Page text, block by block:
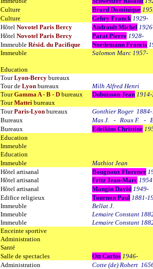
Culture Brard Dominique
Culture Gehry Franck1929-
Hôtel Novotel Paris Bercy Andrault Michel
Hôtel Novotel Paris Bercy Parat Pierre 1928-
Immeuble Résid. du Pacifique Nordemann Francis
Immeuble Salomon Marc
Education
TourLyon-Bercy bureaux
Tour de Lyon bureaux Milh Alfred Henri
TourGamma A - B - D bureaux Dubuisson Jean 1914-
TourMattei bureaux
TourParis-Lyon bureaux Gonthier Roger
Bureaux Mas J. - Roux F. -
Bureaux Edeikins Christine
Education
Immeuble
Education
Immeuble Mathiot Jean
Hôtel artisanal Bougnoux Florence
Hôtel artisanal Fritz Jean-Marc 1954
Hôtel artisanal Mangin David 1949-
Edifice religieux Tournon Paul 1881-
Immeuble Bellat J.
Immeuble Lemaire Constant
Immeuble Lemaire Constant
Enceinte sportive
Administration
Santé
Salle de spectacles Ott Carlos 1946-
Administration Cotte (de) Robert